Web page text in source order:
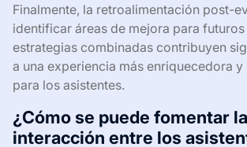
Finalmente, la retroalimentación post-
identificar áreas de mejora para futuros
estrategias combinadas contribuyen
a una experiencia más enriquecedora
para los asistentes.
¿Cómo se puede fomentar la
interacción entre los